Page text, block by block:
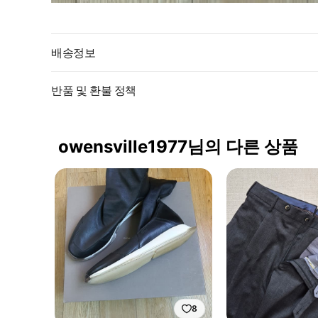
배송정보
반품 및 환불 정책
owensville1977님의 다른 상품
8